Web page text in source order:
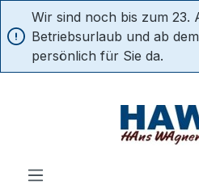
springen
Wir sind noch bis zum 23.
Betriebsurlaub und ab
persönlich für Sie da.